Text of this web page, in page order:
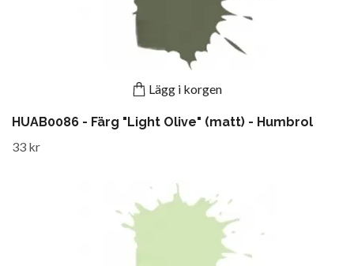
Lägg i korgen
HUAB0086 - Färg "Light Olive" (matt) - Humbrol
33 kr